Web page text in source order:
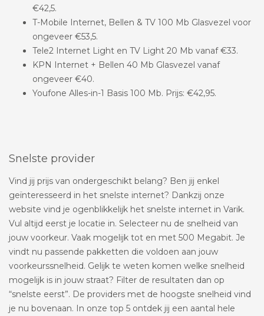
€42,5.
T-Mobile Internet, Bellen & TV 100 Mb Glasvezel voor
ongeveer €53,5.
Tele2 Internet Light en TV Light 20 Mb vanaf €33.
KPN Internet + Bellen 40 Mb Glasvezel vanaf
ongeveer €40.
Youfone Alles-in-1 Basis 100 Mb. Prijs: €42,95.
Snelste provider
Vind jij prijs van ondergeschikt belang? Ben jij enkel
geïnteresseerd in het snelste internet? Dankzij onze
website vind je ogenblikkelijk het snelste internet in Varik.
Vul altijd eerst je locatie in. Selecteer nu de snelheid van
jouw voorkeur. Vaak mogelijk tot en met 500 Megabit. Je
vindt nu passende pakketten die voldoen aan jouw
voorkeurssnelheid. Gelijk te weten komen welke snelheid
mogelijk is in jouw straat? Filter de resultaten dan op
“snelste eerst”. De providers met de hoogste snelheid vind
je nu bovenaan. In onze top 5 ontdek jij een aantal hele